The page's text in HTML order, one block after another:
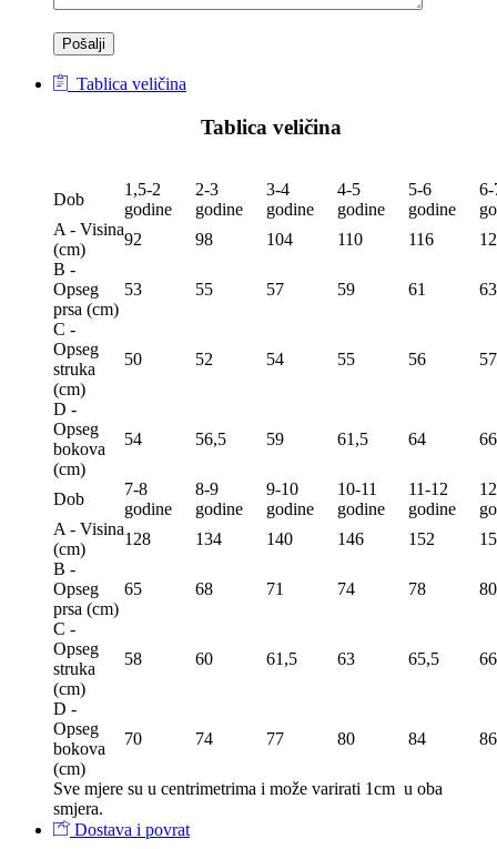
Tablica veličina
Tablica veličina
Dob
1,5-2
godine
2-3
godine
3-4
godine
4-5
godine
5-6
godine
6-
A - Visina
(сm)
92 98 104 110 116
B -
Opseg
prsa (сm)
53 55 57 59 61 63
C -
Opseg
struka
(сm)
50 52 54 55 56 57
D -
Opseg
bokova
(сm)
54 56,5 59 61,5 64 66
Dob
7-8
godine
8-9
godine
9-10
godine
10-11
godine
11-12
godine
A - Visina
(сm)
128 134 140 146 152
B -
Opseg
prsa (сm)
65 68 71 74 78 80
C -
Opseg
struka
(сm)
58 60 61,5 63 65,5
D -
Opseg
bokova
(сm)
70 74 77 80 84 86
Sve mjere su u centrimetrima i može varirati 1cm u oba
smjera.
Dostava i povrat